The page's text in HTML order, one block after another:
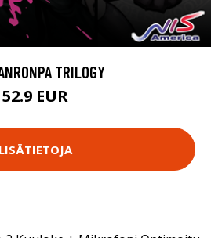
TRILOGY
52.9 EUR
LISÄTIETOJA